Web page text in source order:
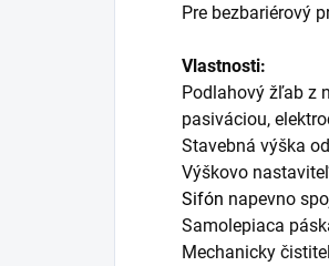
Pre bezbariérový
Vlastnosti:
Podlahový žľab z
pasiváciou,
Stavebná výška
Výškovo
Sifón napevno
Samolepiaca
Mechanicky